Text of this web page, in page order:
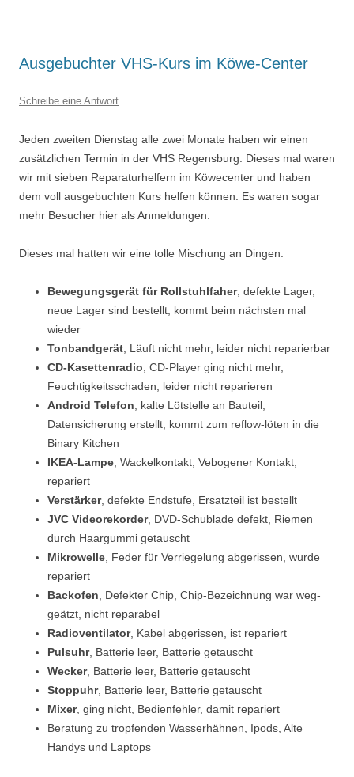
Ausgebuchter VHS-Kurs im Köwe-Center
Schreibe eine Antwort
Jeden zweiten Dienstag alle zwei Monate haben wir einen
zusätzlichen Termin in der VHS Regensburg. Dieses mal waren
wir mit sieben Reparaturhelfern im Köwecenter und haben
dem voll ausgebuchten Kurs helfen können. Es waren sogar
mehr Besucher hier als Anmeldungen.
Dieses mal hatten wir eine tolle Mischung an Dingen:
Bewegungsgerät für Rollstuhlfaher, defekte Lager,
neue Lager sind bestellt, kommt beim nächsten mal
wieder
Tonbandgerät , Läuft nicht mehr, leider nicht reparierbar
CD-Kasettenradio , CD-Player ging nicht mehr,
Feuchtigkeitsschaden, leider nicht reparieren
Android Telefon , kalte Lötstelle an Bauteil,
Datensicherung erstellt, kommt zum reflow-löten in die
Binary Kitchen
IKEA-Lampe , Wackelkontakt, Vebogener Kontakt,
repariert
Verstärker, defekte Endstufe, Ersatzteil ist bestellt
JVC Videorekorder, DVD-Schublade defekt, Riemen
durch Haargummi getauscht
Mikrowelle , Feder für Verriegelung abgerissen, wurde
repariert
Backofen , Defekter Chip, Chip-Bezeichnung war weg-
geätzt, nicht reparabel
Radioventilator, Kabel abgerissen, ist repariert
Pulsuhr, Batterie leer, Batterie getauscht
Wecker, Batterie leer, Batterie getauscht
Stoppuhr, Batterie leer, Batterie getauscht
Mixer, ging nicht, Bedienfehler, damit repariert
Beratung zu tropfenden Wasserhähnen, Ipods, Alte
Handys und Laptops